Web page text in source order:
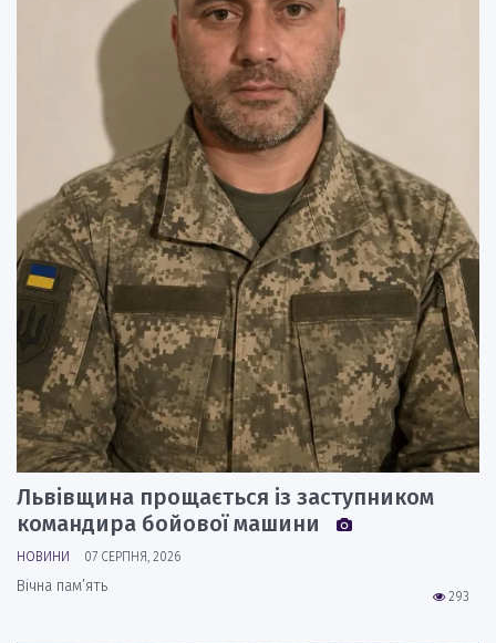
Львівщина прощається із заступником
командира бойової машини
НОВИНИ 07 СЕРПНЯ, 2026
293
Вічна пам’ять